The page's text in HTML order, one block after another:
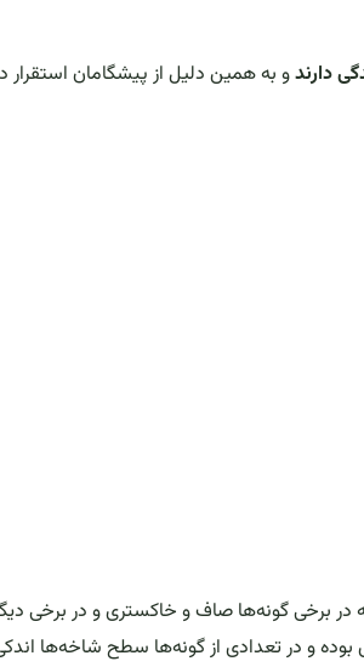
دارندو به همین دلیل از پیشگامان استقرار
برخی گونه‌ها صاف و خاکستری و در برخی
و در تعدادی از گونه‌ها سطح شاخه‌ها